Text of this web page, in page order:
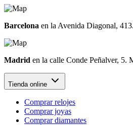
Barcelona en la Avenida Diagonal,
Madrid en la calle Conde Peñalver, 5.
Tienda online
Comprar relojes
Comprar joyas
Comprar diamantes